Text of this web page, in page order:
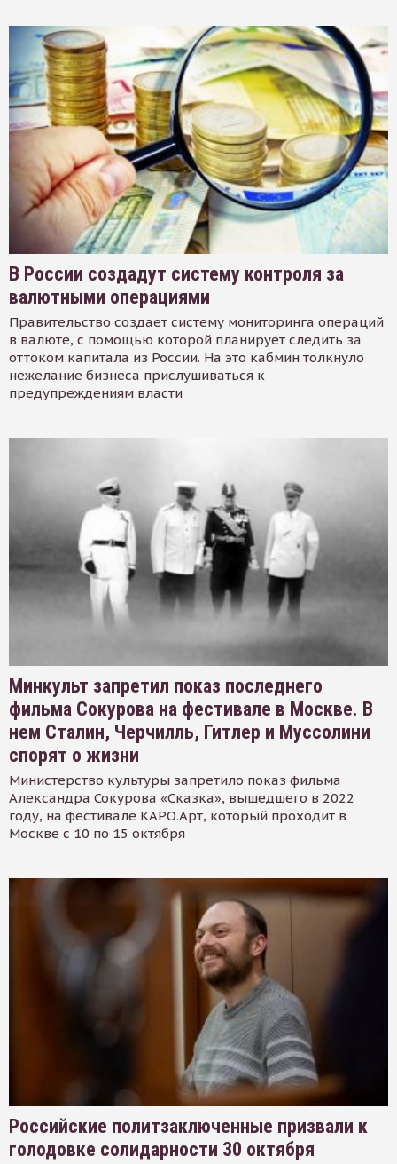
В России создадут систему контроля за
валютными операциями
Правительство создает систему мониторинга операций
в валюте, с помощью которой планирует следить за
оттоком капитала из России. На это кабмин толкнуло
нежелание бизнеса прислушиваться к
предупреждениям власти
Минкульт запретил показ последнего
фильма Сокурова на фестивале в Москве. В
нем Сталин, Черчилль, Гитлер и Муссолини
спорят о жизни
Министерство культуры запретило показ фильма
Александра Сокурова «Сказка», вышедшего в 2022
году, на фестивале КАРО.Арт, который проходит в
Москве с 10 по 15 октября
Российские политзаключенные призвали к
голодовке солидарности 30 октября